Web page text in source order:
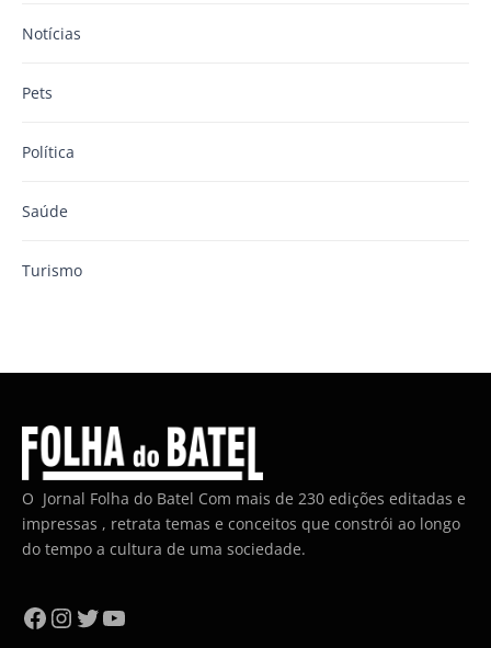
Notícias
Pets
Política
Saúde
Turismo
O Jornal Folha do Batel Com mais de 230 edições editadas e
impressas , retrata temas e conceitos que constrói ao longo
do tempo a cultura de uma sociedade.
Facebook
Instagram
Twitter
YouTube